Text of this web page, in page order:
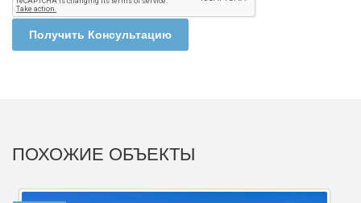
Получить Консультацию
ПОХОЖИЕ ОБЪЕКТЫ